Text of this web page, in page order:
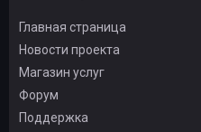
Главная страница
Новости проекта
Магазин услуг
Форум
Поддержка